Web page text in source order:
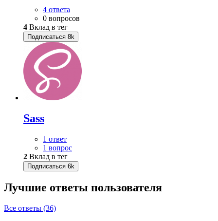
4 ответа
0 вопросов
4 Вклад в тег
Подписаться 8k
Sass
1 ответ
1 вопрос
2 Вклад в тег
Подписаться 6k
Лучшие ответы пользователя
Все ответы (36)